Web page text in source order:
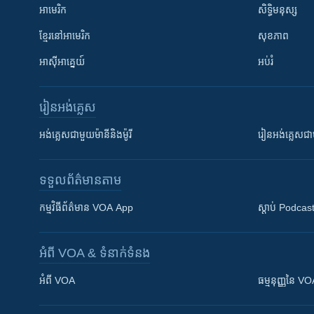
អាមេរិក
ខ្មែរ​នៅអាមេរិក
អាស៊ីអាគ្នេយ៍
សិទ្ធិមនុស្ស
សុខភាព
អប់រំ
រៀន​​អង់គ្លេស
អង់គ្លេស​ជាមួយ​ម៉ានី​និង​ម៉ូរី រៀន​​​​​​អង់គ្លេស​​
ទទួល​ព័ត៌មាន​តាម
កម្មវិធី​ព័ត៌មាន VOA App ស្តាប់
អំពី​ VOA & ទំនាក់ទំនង
អំពី​ VOA ធម្មនុញ្ញ​នៃ